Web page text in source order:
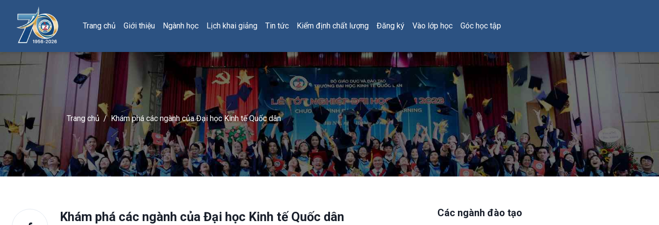
Trang chủ Giới thiệu Ngành học Lịch khai giảng Tin tức Kiểm định chất lượng Đăng ký Vào lớp học Góc học tập
Trang chủ / Khám phá các ngành của Đại học Kinh tế Quốc dân
Khám phá các ngành của Đại học Kinh tế Quốc dân Các ngành đào tạo